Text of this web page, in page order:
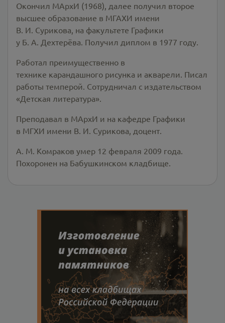
Окончил МАрхИ (1968), далее получил второе
высшее образование в МГАХИ имени
В. И. Сурикова, на факультете Графики
у Б. А. Дехтерёва. Получил диплом в 1977 году.
Работал преимущественно в
технике карандашного рисунка и акварели. Писал
работы темперой. Сотрудничал с издательством
«Детская литература».
Преподавал в МАрхИ и на кафедре Графики
в МГХИ имени В. И. Сурикова, доцент.
А. М. Комраков умер 12 февраля 2009 года.
Похоронен на Бабушкинском кладбище.